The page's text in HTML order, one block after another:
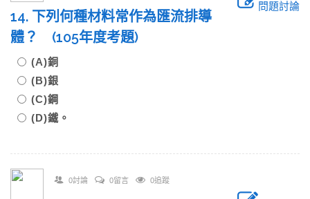
問題討論
14. 下列何種材料常作為匯流排導
體？ (105年度考題)
(A)銅
(B)銀
(C)鋼
(D)鐵。
0討論 0留言 0追蹤